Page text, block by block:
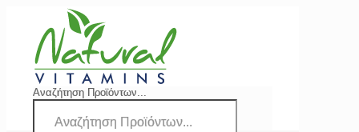
Αναζήτηση Προϊόντων...